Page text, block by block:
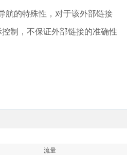
航的特殊性，对于该外部链接
制，不保证外部链接的准确性
流量